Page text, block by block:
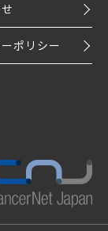
ポリシー